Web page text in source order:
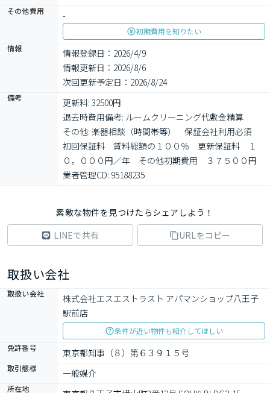
その他費用 -
初期費用を知りたい
情報
情報登録日：2026/4/9
情報更新日：2026/8/6
次回更新予定日：2026/8/24
備考
更新料: 32500円
退去時費用備考: ルームクリーニング代敷金精算
その他: 楽器相談（時間帯等）　保証会社利用必須
初回保証料　賃料総額の１００％　更新保証料　１
０，０００円／年　その他初期費用　３７５００円
業者管理CD: 95188235
素敵な物件を見つけたらシェアしよう！
LINEで共有
URLをコピー
取扱い会社
取扱い会社
株式会社エスエストラスト アパマンショップ八王子
駅前店
条件が近い物件も紹介してほしい
免許番号
東京都知事（８）第６３９１５号
取引態様 一般媒介
所在地